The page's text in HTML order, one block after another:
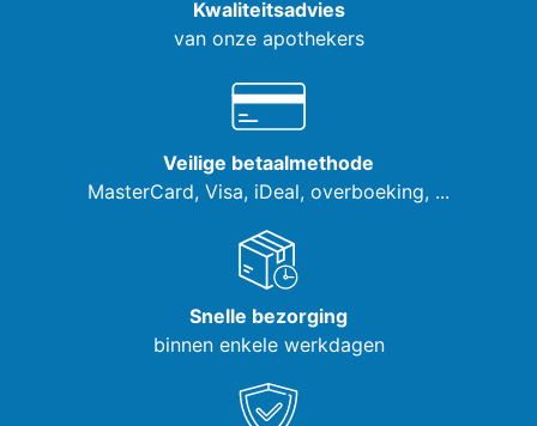
Kwaliteitsadvies
van onze apothekers
Veilige betaalmethode
MasterCard, Visa, iDeal, overboeking, ...
Snelle bezorging
binnen enkele werkdagen